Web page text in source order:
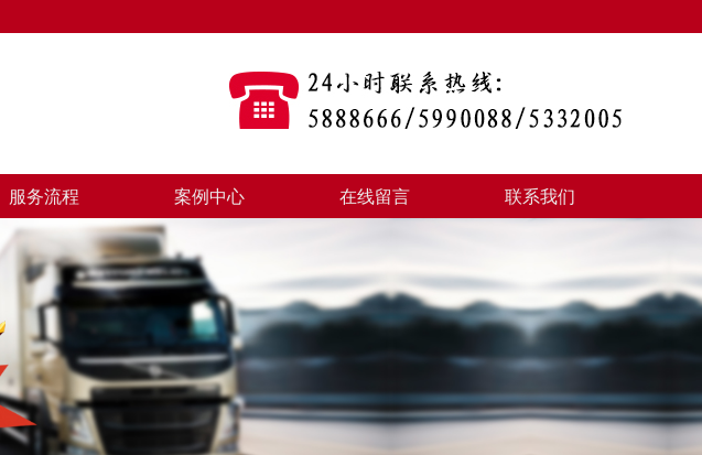
服务流程 案例中心 在线留言 联系我们